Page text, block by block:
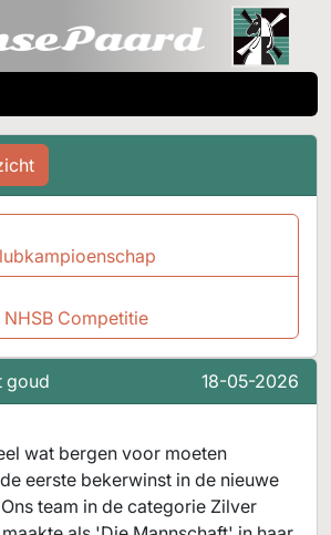
goud 18-05-2026
wat bergen voor moeten
eerste bekerwinst in de nieuwe
team in de categorie Zilver
Competitie